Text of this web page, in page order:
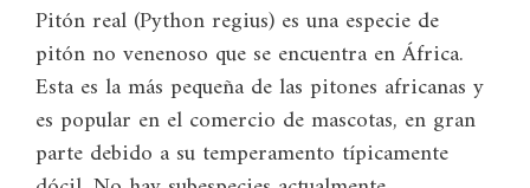
Pitón real (Python regius) es una especie de
pitón no venenoso que se encuentra en África.
Esta es la más pequeña de las pitones africanas y
es popular en el comercio de mascotas, en gran
parte debido a su temperamento típicamente